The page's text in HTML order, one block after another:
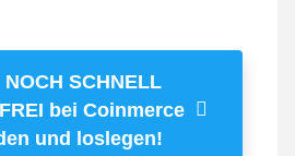
NOCH SCHNELL
bei Coinmerce
und loslegen!